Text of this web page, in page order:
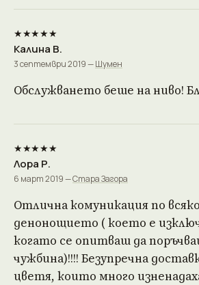
★★★★★
Калина В.
3 септември 2019 —Шумен
Обслужването беше на ниво!
★★★★★
Лора Р.
6 март 2019 —Стара Загора
Отлична комуникация по
денонощието ( което е
когато се опитваш да
чужбина)!!!! Безупречна
цветя, които много